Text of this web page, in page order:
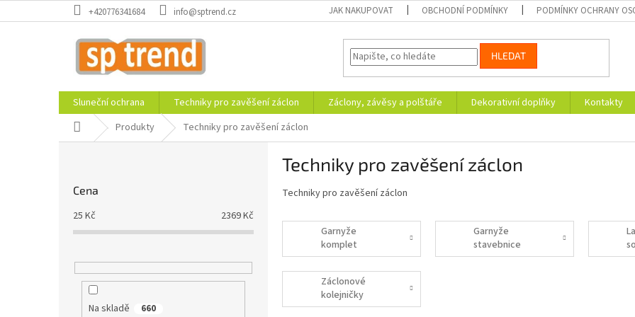
na
+420776341684 info@sptrend.cz JAK NAKUPOVAT OBCHODNÍ PODMÍNKY PODMÍNKY OCHRANY
HLEDAT
Sluneční ochrana Techniky pro zavěšení záclon Záclony, závěsy a polštáře Dekorativní doplňky
Kontakty
Domů Produkty Techniky pro zavěšení záclon
Cena
25 Kč 2369Kč
Na skladě 660
Techniky pro zavěšení záclon
Techniky pro zavěšení záclon
Garnyže
komplet
Garnyže
stavebnice
Záclonové
kolejničky